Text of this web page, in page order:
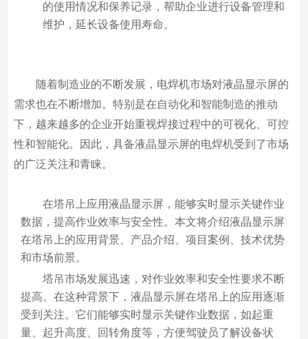
的使用情况和保养记录，帮助企业进行设备管理和
维护，延长设备使用寿命。
随着制造业的不断发展，电焊机市场对液晶显示屏的
需求也在不断增加。特别是在自动化和智能制造的推动
下，越来越多的企业开始重视焊接过程中的可视化、可控
性和智能化。因此，具备液晶显示屏的电焊机受到了市场
的广泛关注和青睐。
在塔吊上应用液晶显示屏，能够实时显示关键作业
数据，提高作业效率与安全性。本文将介绍液晶显示屏
在塔吊上的应用背景、产品介绍、项目案例、技术优势
和市场前景。
塔吊市场发展迅速，对作业效率和安全性要求不断
提高。在这种背景下，液晶显示屏在塔吊上的应用逐渐
受到关注。它们能够实时显示关键作业数据，如起重
量、起升高度、回转角度等，方便驾驶员了解设备状